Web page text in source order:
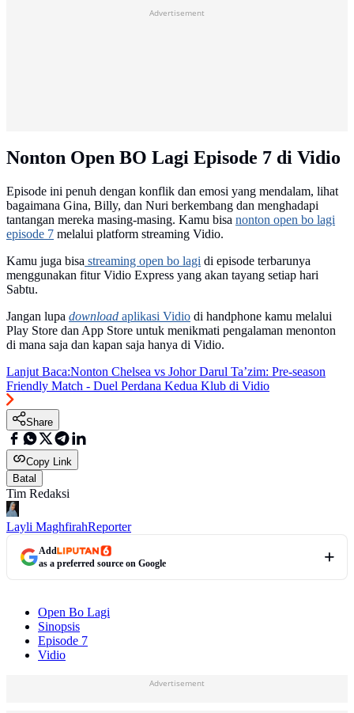
Advertisement
Nonton Open BO Lagi Episode 7 di Vidio
Episode ini penuh dengan konflik dan emosi yang mendalam, lihat
bagaimana Gina, Billy, dan Nuri berkembang dan menghadapi
tantangan mereka masing-masing. Kamu bisa nonton open bo lagi
episode 7 melalui platform streaming Vidio.
Kamu juga bisa streaming open bo lagi di episode terbarunya
menggunakan fitur Vidio Express yang akan tayang setiap hari
Sabtu.
Jangan lupa download aplikasi Vidio di handphone kamu melalui
Play Store dan App Store untuk menikmati pengalaman menonton
di mana saja dan kapan saja hanya di Vidio.
Lanjut Baca:Nonton Chelsea vs Johor Darul Ta’zim: Pre-season
Friendly Match - Duel Perdana Kedua Klub di Vidio
Share
Copy Link
Batal
Tim Redaksi
Layli MaghfirahReporter
Add
as a preferred source on Google
Open Bo Lagi
Sinopsis
Episode 7
Vidio
Advertisement